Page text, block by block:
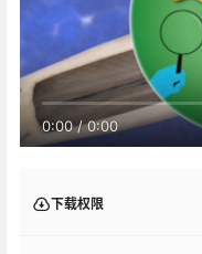
0:00/0:00
下载权限